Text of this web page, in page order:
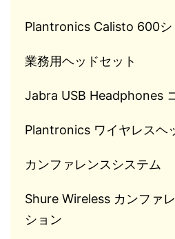
Plantronics Calisto 600シ
業務用ヘッドセット
Jabra USB Headphones
Plantronics ワイヤレスヘ
カンファレンスシステム
Shure Wireless カンファ
ション